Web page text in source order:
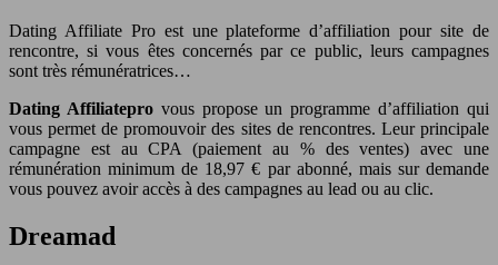
Dating Affiliate Pro est une plateforme d’affiliation pour site de
rencontre, si vous êtes concernés par ce public, leurs campagnes
sont très rémunératrices…
Dating Affiliateprovous propose un programme d’affiliation qui
vous permet de promouvoir des sites de rencontres. Leur principale
campagne est au CPA (paiement au % des ventes) avec une
rémunération minimum de 18,97 € par abonné, mais sur demande
vous pouvez avoir accès à des campagnes au lead ou au clic.
Dreamad